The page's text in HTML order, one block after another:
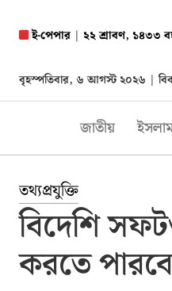
ই-পেপার| ২২ শ্রাবণ, ১৪৩৩
বৃহস্পতিবার, ৬ আগস্ট ২০২৬ |
জাতীয়
তথ্যপ্রযুক্তি
বিদেশি
করতে